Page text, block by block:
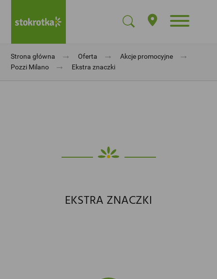
Strona główna → Oferta → Akcje promocyjne →
Pozzi Milano → Ekstra znaczki
EKSTRA ZNACZKI